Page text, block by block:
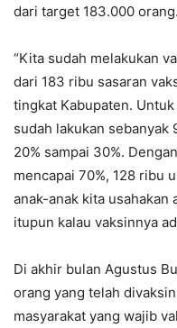
dari target 183.000 orang.
“Kita sudah melakukan
dari 183 ribu sasaran
tingkat Kabupaten.
sudah lakukan sebanyak
20% sampai 30%.
mencapai 70%, 128 ribu
anak-anak kita usahakan
itupun kalau vaksinnya
Di akhir bulan Agustus
orang yang telah
masyarakat yang wajib